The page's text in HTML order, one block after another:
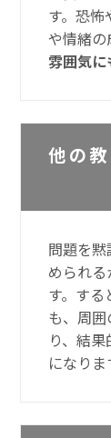
す。恐
や情緒
雰囲気
他の
問題を
められ
す。する
も、周
り、結
になりま